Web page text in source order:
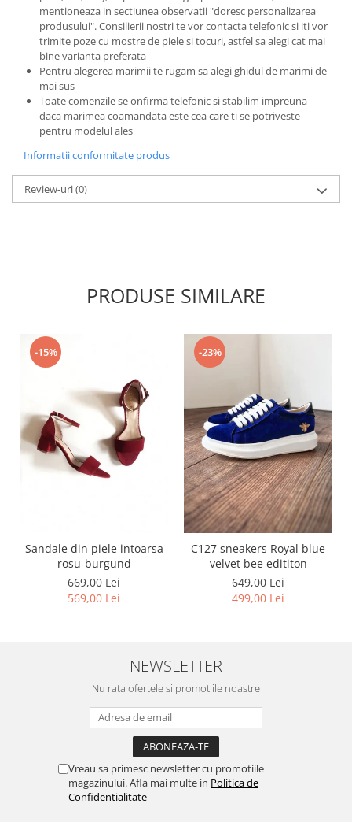
mentioneaza in sectiunea observatii "doresc personalizarea
produsului". Consilierii nostri te vor contacta telefonic si iti vor
trimite poze cu mostre de piele si tocuri, astfel sa alegi cat mai
bine varianta preferata
Pentru alegerea marimii te rugam sa alegi ghidul de marimi de
mai sus
Toate comenzile se onfirma telefonic si stabilim impreuna
daca marimea coamandata este cea care ti se potriveste
pentru modelul ales
Informatii conformitate produs
Review-uri(0)
PRODUSE SIMILARE
-15%
Sandale din piele intoarsa
rosu-burgund
669,00 Lei
569,00 Lei
-23%
C127 sneakers Royal blue
velvet bee edititon
649,00 Lei
499,00 Lei
NEWSLETTER
Nu rata ofertele si promotiile noastre
Vreau sa primesc newsletter cu promotiile
magazinului. Afla mai multe in Politica de
Confidentialitate